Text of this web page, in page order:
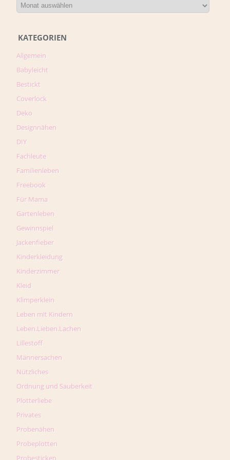
KATEGORIEN
Allgemein
Babyleicht
Bestickt
Coverlock
Deko
Designnähen
DIY
Fachleute
Familienleben
Freebook
Für Mama
Gartenleben
Gewinnspiel
Jackenfieber
Kinderkleidung
Kinderzimmer
Kleid
Klimperklein
Leben mit Kindern
Leben.Lieben.Lachen
Lillestoff
Männersachen
Nützliches
Ordnung und Sauberkeit
Plotterliebe
Privates
Probenähen
Probeplotten
Probesticken